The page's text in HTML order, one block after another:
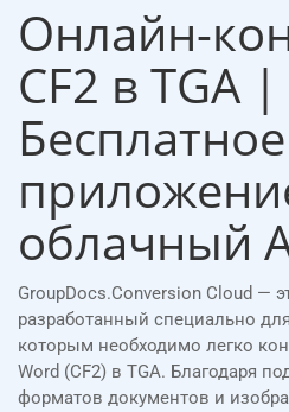
Онлайн-
CF2 в TGA |
Бесплатное
облачный
GroupDocs.Conversion Cloud —
разработанный специально
которым необходимо легко
Word (CF2) в TGA. Благодаря
форматов документов и